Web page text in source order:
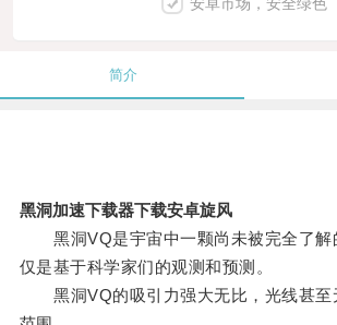
简介
黑洞加速下载器下载安卓旋风
黑洞VQ是宇宙中一颗尚未被完全了解
仅是基于科学家们的观测和预测。
黑洞VQ的吸引力强大无比，光线甚至